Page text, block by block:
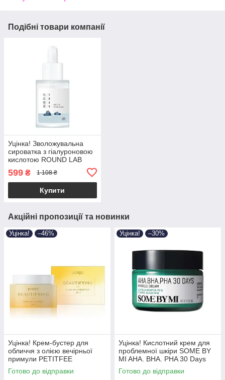
Подібні товари компанії
Уцінка! Зволожувальна
сироватка з гіалуроновою
кислотою ROUND LAB
1025 Dokdo Ampoule 45g
(Термін придатності: до
26.11.2026)
599 ₴ 1 108 ₴
Купити
Акційні пропозиції та новинки
Уцінка! –46%
Уцінка! Крем-бустер для
обличчя з олією вечірньої
примули PETITFEE
Beautifying Glow On Hydration
50ml (до 01.11.2026)
Готово до відправки
Уцінка! –30%
Уцінка! Кислотний крем для
проблемної шкіри SOME BY
MI AHA. BHA. PHA 30 Days
Miracle Cream 60ml
(Прим'яте паковання!)
Готово до відправки